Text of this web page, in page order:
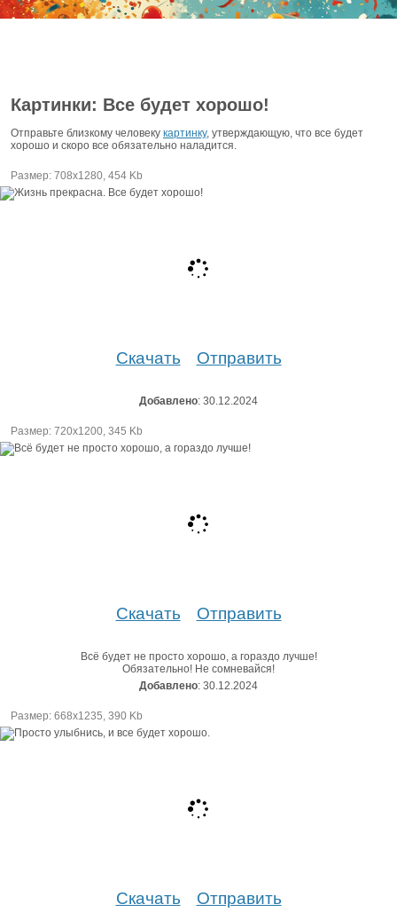
Картинки: Все будет хорошо!
Отправьте близкому человеку картинку, утверждающую, что все будет
хорошо и скоро все обязательно наладится.
Размер: 708х1280, 454 Kb
Скачать Отправить
Добавлено: 30.12.2024
Размер: 720х1200, 345 Kb
Скачать Отправить
Всё будет не просто хорошо, а гораздо лучше!
Обязательно! Не сомневайся!
Добавлено: 30.12.2024
Размер: 668х1235, 390 Kb
Скачать Отправить